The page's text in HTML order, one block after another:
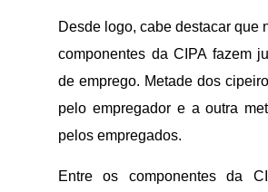
Desde logo, cabe destacar que
componentes da CIPA fazem
de emprego. Metade dos
pelo empregador e a outra
pelos empregados.
Entre os componentes da